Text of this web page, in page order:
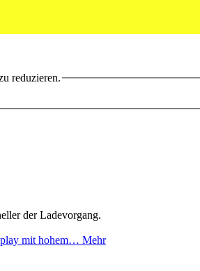
reduzieren.
der Ladevorgang.
mit hohem… Mehr